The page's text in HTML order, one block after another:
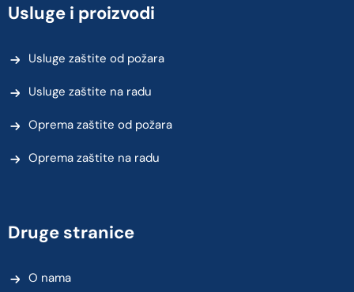
Usluge i proizvodi
Usluge zaštite od požara
Usluge zaštite na radu
Oprema zaštite od požara
Oprema zaštite na radu
Druge stranice
O nama